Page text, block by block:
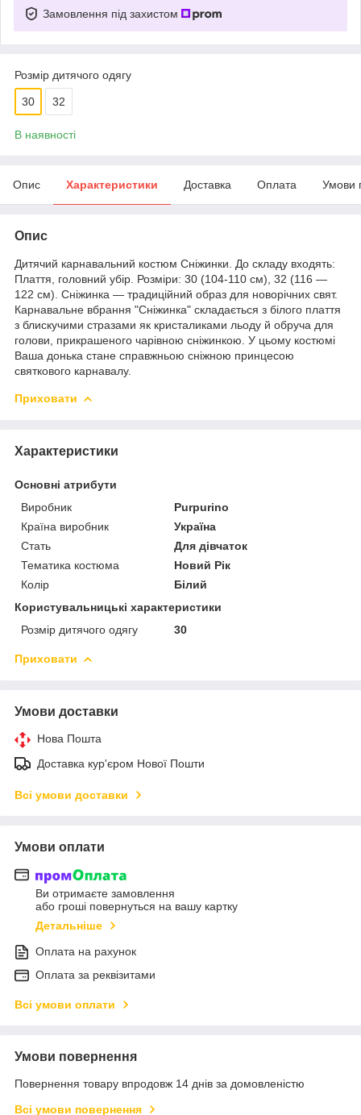
Замовлення під захистом
Розмір дитячого одягу
30 32
В наявності
Опис Характеристики Доставка Оплата Умови
Опис
Дитячий карнавальний костюм Сніжинки. До складу входять:
Плаття, головний убір. Розміри: 30 (104-110 см), 32 (116 —
122 см). Сніжинка — традиційний образ для новорічних свят.
Карнавальне вбрання "Сніжинка" складається з білого плаття
з блискучими стразами як кристаликами льоду й обруча для
голови, прикрашеного чарівною сніжинкою. У цьому костюмі
Ваша донька стане справжньою сніжною принцесою
святкового карнавалу.
Приховати
Характеристики
Основні атрибути
Виробник
Purpurino
Країна виробник
Україна
Стать
Для дівчаток
Тематика костюма
Новий Рік
Колір
Білий
Користувальницькі характеристики
Розмір дитячого одягу
30
Приховати
Умови доставки
Нова Пошта
Доставка кур'єром Нової Пошти
Всі умови доставки
Умови оплати
Ви отримаєте замовлення
або гроші повернуться на вашу картку
Детальніше
Оплата на рахунок
Оплата за реквізитами
Всі умови оплати
Умови повернення
Повернення товару впродовж 14 днів за домовленістю
Всі умови повернення